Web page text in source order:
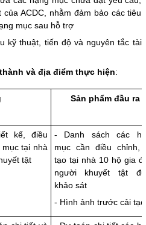
ACDC, nhằm đảm bảo các tiêu
mục sau hỗ trợ
kỹ thuật, tiến độ và nguyên tắc tài
và địa điểm thực hiện:
Sản phẩm đầu ra
kế, điều
mục tại nhà
tật
- Danh sách các
mục cần điều chỉnh,
tạo tại nhà 10 hộ gia
người khuyết tật
khảo sát
- Hình ảnh trước cải tạo